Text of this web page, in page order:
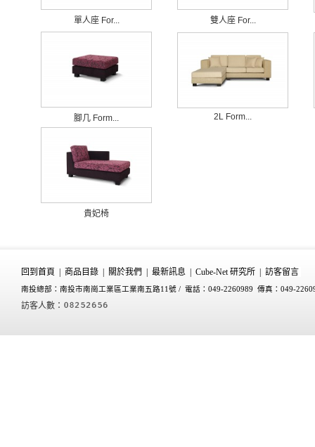
單人座 For... 雙人座 For...
腳几 Form... 2L Form...
貴妃椅
回到首頁 商品目錄 關於我們 最新訊息 Cube-Net 研究所 訪客留言
南投總部：南投市南崗工業區工業南五路11號 / 電話：049-2260989 傳真：049-
訪客人數：